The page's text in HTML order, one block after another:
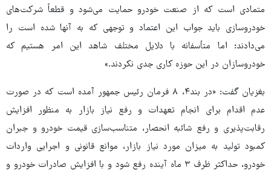
متمادی است که از صنعت خودرو حمایت می‌شود و قطعاً شرکت‌های
خودروسازی باید جواب این اعتماد و توجهی که به آنها شده است را
می‌دادند؛ اما متأسفانه با دلایل مختلف شاهد این امر هستیم که
خودروسازان در این حوزه کاری جدی نکردند.»
بغزیان گفت: «در بند۴، ۸ فرمان رئیس جمهور آمده است که در صورت
عدم اقدام برای انجام تعهدات و رفع نیاز بازار به منظور افزایش
رقابت‌پذیری و رفع شائبه انحصار، متناسب‌سازی قیمت خودرو و جبران
کمبود تولید به میزان مورد نیاز بازار، موانع قانونی و اجرایی واردات
خودرو، حداکثر ظرف ۳ ماه آینده رفع شود و با افزایش صادرات خودرو و